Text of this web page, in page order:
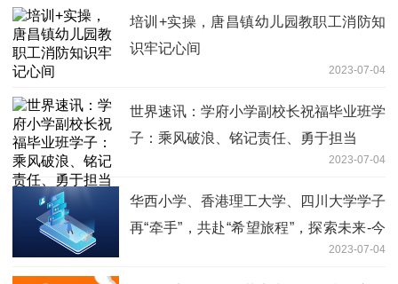
培训+实操，唐昌镇幼儿园教职工消防知
识牢记心间
2023-07-04
世界速讯：学府小学副校长祝福毕业班学
子：乘风破浪、铭记责任、勇于担当
2023-07-04
华西小学、香港理工大学、四川大学学子
再“牵手”，共赴“希望旅程”，探索未来-今
2023-07-04